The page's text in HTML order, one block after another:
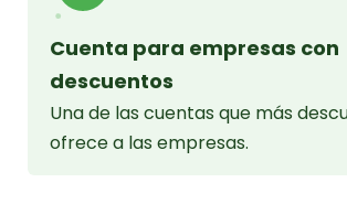
Cuenta para empresas con
descuentos
Una de las cuentas que más
ofrece a las empresas.